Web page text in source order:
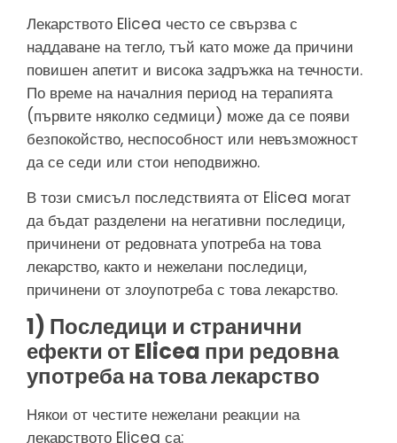
Лекарството Elicea често се свързва с
наддаване на тегло, тъй като може да причини
повишен апетит и висока задръжка на течности.
По време на началния период на терапията
(първите няколко седмици) може да се появи
безпокойство, неспособност или невъзможност
да се седи или стои неподвижно.
В този смисъл последствията от Elicea могат
да бъдат разделени на негативни последици,
причинени от редовната употреба на това
лекарство, както и нежелани последици,
причинени от злоупотреба с това лекарство.
1) Последици и странични
ефекти от Elicea при редовна
употреба на това лекарство
Някои от честите нежелани реакции на
лекарството Elicea са: